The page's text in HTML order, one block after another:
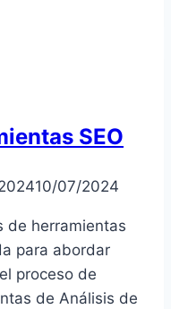
SEO
10/07/2024
de herramientas
para abordar
proceso de
de Análisis de